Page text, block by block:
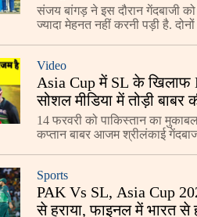
संजय बांगड़ ने इस दौरान गेंदबाजी
ज्यादा मेहनत नहीं करनी पड़ी है.
Video
Asia Cup में SL के खिलाफ
सोशल मीडिया में तोड़ी बाबर
14 फरवरी को पाकिस्तान का
कप्तान बाबर आजम श्रीलंकाई
Sports
PAK Vs SL, Asia Cup
से हराया, फाइनल में भारत से